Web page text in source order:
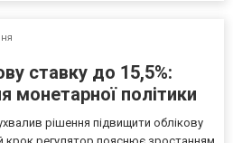
ставку до 15,5%:
монетарної політики
рішення підвищити облікову